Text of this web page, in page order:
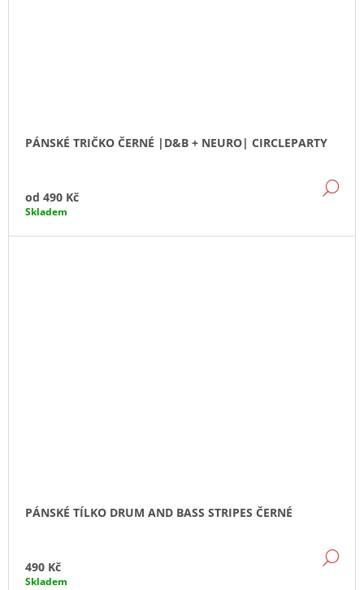
PÁNSKÉ TRIČKO ČERNÉ |D&B + NEURO| CIRCLEPARTY
od 490 Kč
Skladem
PÁNSKÉ TÍLKO DRUM AND BASS STRIPES ČERNÉ
490 Kč
Skladem